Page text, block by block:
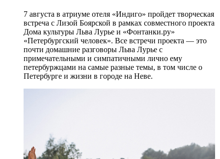
7 августа в атриуме отеля «Индиго» пройдет творческая
встреча с Лизой Боярской в рамках совместного проекта
Дома культуры Льва Лурье и «Фонтанки.ру»
«Петербургский человек». Все встречи проекта — это
почти домашние разговоры Льва Лурье с
примечательными и симпатичными лично ему
петербуржцами на самые разные темы, в том числе о
Петербурге и жизни в городе на Неве.